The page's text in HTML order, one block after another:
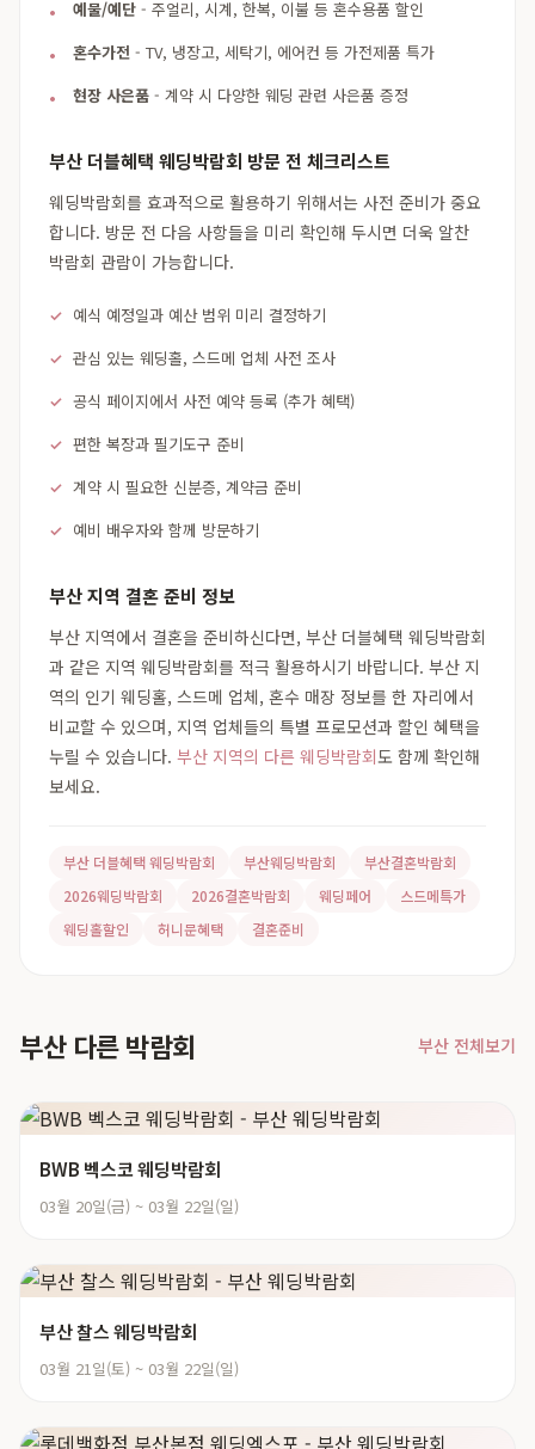
예물/예단 - 주얼리, 시계, 한복, 이불 등 혼수용품 할인
혼수가전 - TV, 냉장고, 세탁기, 에어컨 등 가전제품 특가
현장 사은품 - 계약 시 다양한 웨딩 관련 사은품 증정
부산 더블혜택 웨딩박람회 방문 전 체크리스트
웨딩박람회를 효과적으로 활용하기 위해서는 사전 준비가 중요
합니다. 방문 전 다음 사항들을 미리 확인해 두시면 더욱 알찬
박람회 관람이 가능합니다.
예식 예정일과 예산 범위 미리 결정하기
관심 있는 웨딩홀, 스드메 업체 사전 조사
공식 페이지에서 사전 예약 등록 (추가 혜택)
편한 복장과 필기도구 준비
계약 시 필요한 신분증, 계약금 준비
예비 배우자와 함께 방문하기
부산 지역 결혼 준비 정보
부산 지역에서 결혼을 준비하신다면, 부산 더블혜택 웨딩박람회
과 같은 지역 웨딩박람회를 적극 활용하시기 바랍니다. 부산 지
역의 인기 웨딩홀, 스드메 업체, 혼수 매장 정보를 한 자리에서
비교할 수 있으며, 지역 업체들의 특별 프로모션과 할인 혜택을
누릴 수 있습니다. 부산 지역의 다른 웨딩박람회도 함께 확인해
보세요.
부산 더블혜택 웨딩박람회 부산웨딩박람회
부산결혼박람회
2026웨딩박람회
2026결혼박람회 웨딩페어
스드메특가
웨딩홀할인
허니문혜택 결혼준비
부산 다른 박람회 부산 전체보기
BWB 벡스코 웨딩박람회
03월 20일(금) ~ 03월 22일(일)
부산 찰스 웨딩박람회
03월 21일(토) ~ 03월 22일(일)